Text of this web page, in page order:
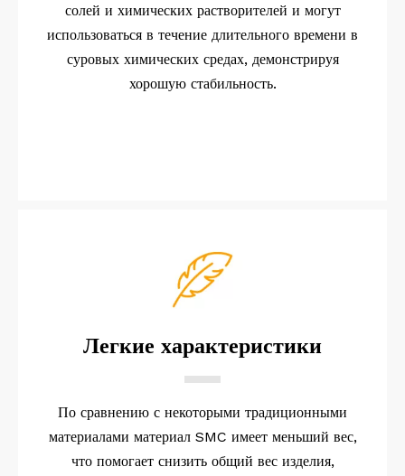
солей и химических растворителей и могут
использоваться в течение длительного времени в
суровых химических средах, демонстрируя
хорошую стабильность.
Легкие характеристики
По сравнению с некоторыми традиционными
материалами материал SMC имеет меньший вес,
что помогает снизить общий вес изделия,